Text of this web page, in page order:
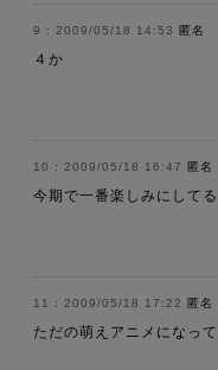
2009/05/18 14:53 匿名
４か
2009/05/18 16:47 匿名
今期で一番楽しみにしてる
2009/05/18 17:22 匿名
ただの萌えアニメになって